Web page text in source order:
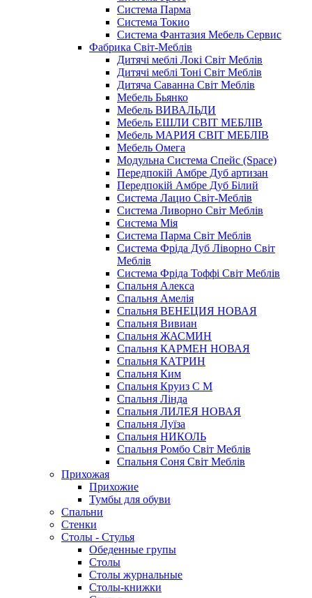
Система Парма
Система Токио
Система Фантазия Мебель Сервис
Фабрика Світ-Меблів
Дитячі меблі Локі Світ Меблів
Дитячі меблі Тоні Світ Меблів
Дитяча Саванна Світ Меблів
Мебель Бьянко
Мебель ВИВАЛЬДИ
Мебель ЕШЛИ СВІТ МЕБЛІВ
Мебель МАРИЯ СВІТ МЕБЛІВ
Мебель Омега
Модульна Cистема Спейс (Space)
Передпокій Амбре Дуб артизан
Передпокій Амбре Дуб Білий
Система Лацио Світ-Меблів
Система Ливорно Світ Меблів
Система Мія
Система Парма Свiт Меблiв
Система Фріда Дуб Ліворно Світ
Меблів
Система Фріда Тоффі Світ Меблів
Спальня Алекса
Спальня Амелія
Спальня ВЕНЕЦИЯ НОВАЯ
Спальня Вивиан
Спальня ЖАСМИН
Спальня КАРМЕН НОВАЯ
Спальня КАТРИН
Спальня Ким
Спальня Круиз С М
Спальня Лінда
Спальня ЛИЛЕЯ НОВАЯ
Спальня Луїза
Спальня НИКОЛЬ
Спальня Ромбо Світ Меблів
Спальня Соня Світ Меблів
Прихожая
Прихожие
Тумбы для обуви
Спальни
Стенки
Столы - Стулья
Обеденные групы
Столы
Столы журнальные
Столы-книжки